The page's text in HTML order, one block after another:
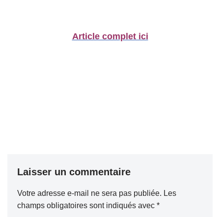
Article complet ici
Laisser un commentaire
Votre adresse e-mail ne sera pas publiée. Les
champs obligatoires sont indiqués avec *